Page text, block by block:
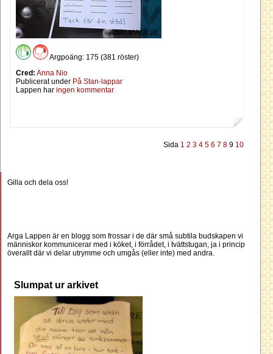
Argpoäng: 175 (381 röster)
Cred: Anna Nio
Publicerat under På Stan-lappar
Lappen har ingen kommentar
Sida 1 2 3 4 5 6 7 8 9 10
Gilla och dela oss!
Arga Lappen är en blogg som frossar i de där små subtila budskapen vi
människor kommunicerar med i köket, i förrådet, i tvättstugan, ja i princip
överallt där vi delar utrymme och umgås (eller inte) med andra.
Slumpat ur arkivet